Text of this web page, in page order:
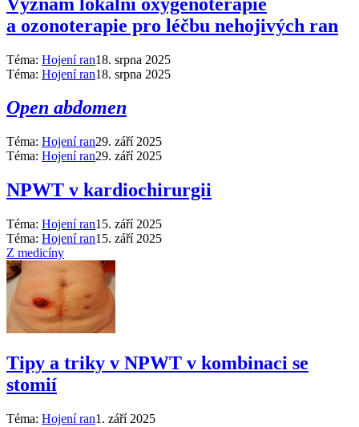
a ozonoterapie pro léčbu nehojivých ran
Téma: Hojení ran18. srpna 2025
Téma: Hojení ran18. srpna 2025
Open abdomen
Téma: Hojení ran29. září 2025
Téma: Hojení ran29. září 2025
NPWT v kardiochirurgii
Téma: Hojení ran15. září 2025
Téma: Hojení ran15. září 2025
Z medicíny
Tipy a triky v NPWT v kombinaci se
stomií
Téma: Hojení ran1. září 2025